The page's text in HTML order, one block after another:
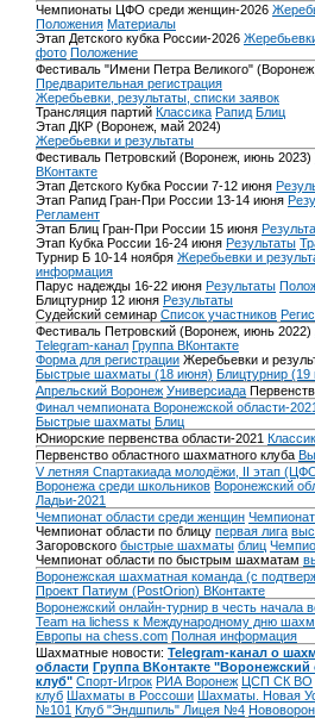
Чемпионаты ЦФО среди женщин-2026
Положения Материалы
Этап Детского кубка России-2026
фото Положение
Фестиваль "Имени Петра Великого"
Предварительная регистрация
Жеребьевки, результаты, списки заявок
Трансляция партий Классика Рапид Блиц
Этап ДКР (Воронеж, май 2024)
Жеребьевки и результаты
Фестиваль Петровский (Воронеж, июнь 2023)
ВКонтакте
Этап Детского Кубка России 7-12 июня
Этап Рапид Гран-При России 13-14 июня
Регламент
Этап Блиц Гран-При России 15 июня
Этап Кубка России 16-24 июня Результаты
Турнир Б 10-14 ноября Жеребьевки и
информация
Парус надежды 16-22 июня Результаты
Блицтурнир 12 июня Результаты
Судейский семинар Список участников
Фестиваль Петровский (Воронеж, июнь 2022)
Telegram-канал Группа ВКонтакте
Форма для регистрации Жеребьевки и
Быстрые шахматы (18 июня) Блицтурнир (19
Апрельский Воронеж Универсиада
Финал чемпионата Воронежской области-2021
Быстрые шахматы Блиц
Юниорские первенства области-2021
Первенство областного шахматного клуба
V летняя Спартакиада молодёжи, II этап
Воронежа среди школьников Воронежский
Ладьи-2021
Чемпионат области среди женщин
Чемпионат области по блицу первая лига
Загоровского быстрые шахматы блиц
Чемпионат области по быстрым шахматам
Воронежская шахматная команда (с
Проект Патиум (PostOrion) ВКонтакте
Воронежский онлайн-турнир в честь начала
Team на lichess к Международному дню
Европы на chess.com Полная информация
Шахматные новости: Telegram-канал о
области Группа ВКонтакте
клуб" Спорт-Игрок РИА Воронеж ЦСП СК ВО
клуб Шахматы в Россоши Шахматы. Новая
№101 Клуб "Эндшпиль" Лицея №4